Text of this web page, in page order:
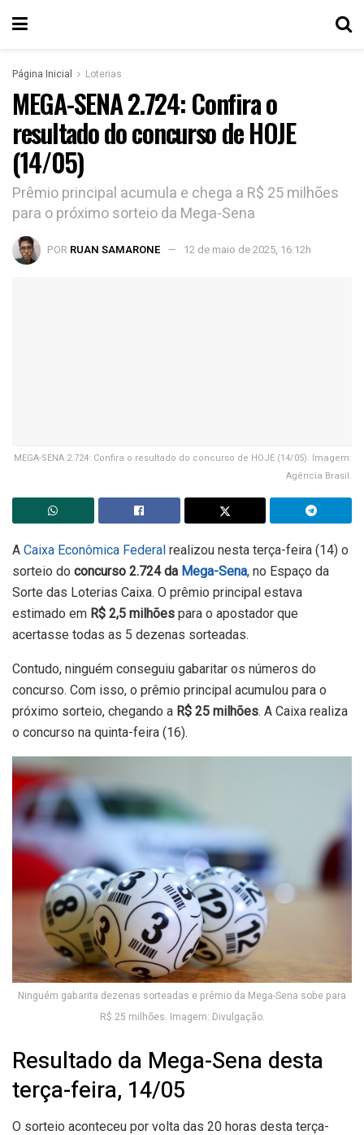
Página Inicial Loterias
MEGA-SENA 2.724: Confira o
resultado do concurso de HOJE
(14/05)
Prêmio principal acumula e chega a R$ 25 milhões
para o próximo sorteio da Mega-Sena
POR RUAN SAMARONE 12 de maio de 2025, 16:12h
MEGA-SENA 2.724: Confira o resultado do concurso de HOJE (14/05). Imagem:
Agência Brasil.
A Caixa Econômica Federal realizou nesta terça-feira (14) o
sorteio do concurso 2.724 da Mega-Sena, no Espaço da
Sorte das Loterias Caixa. O prêmio principal estava
estimado em R$ 2,5 milhões para o apostador que
acertasse todas as 5 dezenas sorteadas.
Contudo, ninguém conseguiu gabaritar os números do
concurso. Com isso, o prêmio principal acumulou para o
próximo sorteio, chegando a R$ 25 milhões. A Caixa realiza
o concurso na quinta-feira (16).
Ninguém gabarita dezenas sorteadas e prêmio da Mega-Sena sobe para
R$ 25 milhões. Imagem: Divulgação.
Resultado da Mega-Sena desta
terça-feira, 14/05
O sorteio aconteceu por volta das 20 horas desta terça-